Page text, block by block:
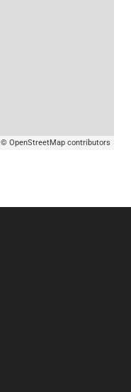
© OpenStreetMap contributors